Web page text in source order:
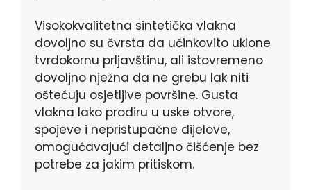
Visokokvalitetna sintetička vlakna
dovoljno su čvrsta da učinkovito uklone
tvrdokornu prljavštinu, ali istovremeno
dovoljno nježna da ne grebu lak niti
oštećuju osjetljive površine. Gusta
vlakna lako prodiru u uske otvore,
spojeve i nepristupačne dijelove,
omogućavajući detaljno čišćenje bez
potrebe za jakim pritiskom.